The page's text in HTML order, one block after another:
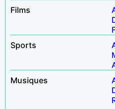
Films
Sports
Musiques